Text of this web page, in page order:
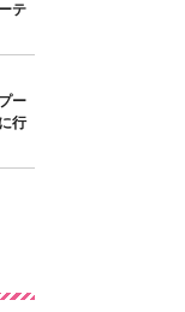
テ
ー
行